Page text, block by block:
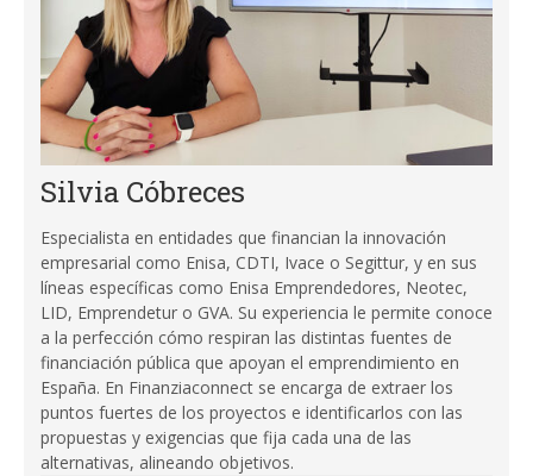
Silvia Cóbreces
Especialista en entidades que financian la innovación
empresarial como Enisa, CDTI, Ivace o Segittur, y en sus
líneas específicas como Enisa Emprendedores, Neotec,
LID, Emprendetur o GVA. Su experiencia le permite conoce
a la perfección cómo respiran las distintas fuentes de
financiación pública que apoyan el emprendimiento en
España. En Finanziaconnect se encarga de extraer los
puntos fuertes de los proyectos e identificarlos con las
propuestas y exigencias que fija cada una de las
alternativas, alineando objetivos.